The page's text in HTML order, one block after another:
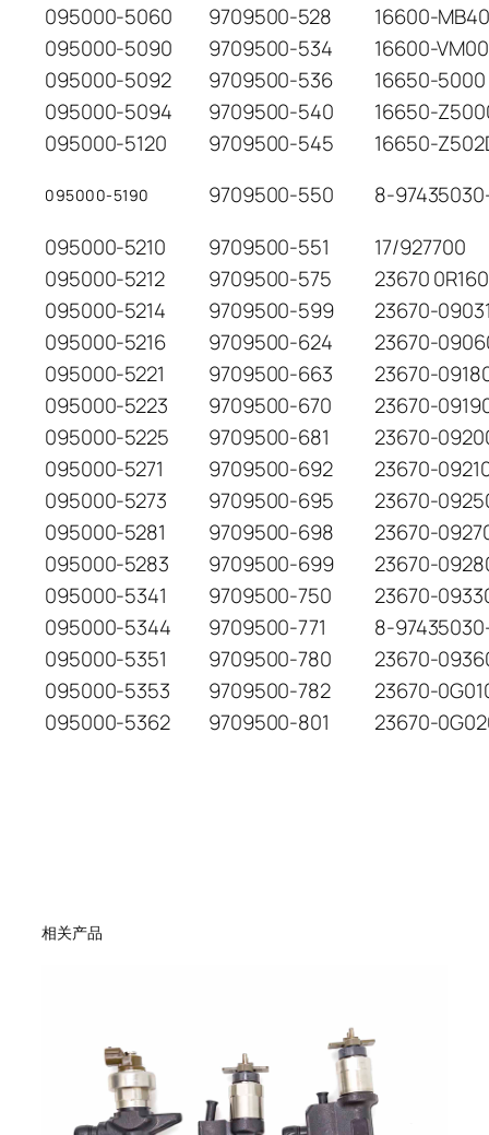
095000-5060
9709500-528
16600-
095000-5090
9709500-534
16600-
095000-5092
9709500-536
16650-5000
095000-5094
9709500-540
16650-
095000-5120
9709500-545 16650-
095000-5190 9709500-550
8-
095000-5210
9709500-551
17/927700
095000-5212
9709500-575
23670 0R160
095000-5214
9709500-599
23670-
095000-5216
9709500-624
23670-
095000-5221
9709500-663
23670-
095000-5223
9709500-670
23670-
095000-5225
9709500-681
23670-
095000-5271
9709500-692
23670-
095000-5273
9709500-695
23670-
095000-5281
9709500-698
23670-
095000-5283
9709500-699
23670-
095000-5341
9709500-750
23670-
095000-5344
9709500-771
8-
095000-5351
9709500-780
23670-
095000-5353
9709500-782
23670-
095000-5362
9709500-801 23670-
相关产品